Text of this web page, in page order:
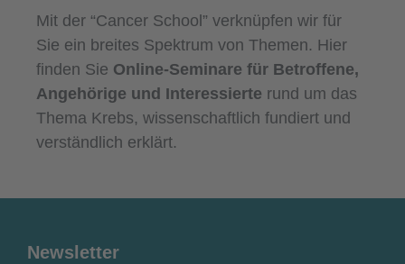
Mit der “Cancer School” verknüpfen wir für
Sie ein breites Spektrum von Themen. Hier
finden Sie Online-Seminare für Betroffene,
Angehörige und Interessierte rund um das
Thema Krebs, wissenschaftlich fundiert und
verständlich erklärt.
Newsletter